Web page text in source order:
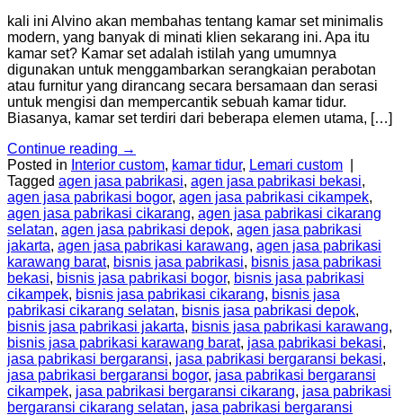
kali ini Alvino akan membahas tentang kamar set minimalis
modern, yang banyak di minati klien sekarang ini. Apa itu
kamar set? Kamar set adalah istilah yang umumnya
digunakan untuk menggambarkan serangkaian perabotan
atau furnitur yang dirancang secara bersamaan dan serasi
untuk mengisi dan mempercantik sebuah kamar tidur.
Biasanya, kamar set terdiri dari beberapa elemen utama, […]
Continue reading →
Posted in Interior custom, kamar tidur, Lemari custom
Tagged agen jasa pabrikasi, agen jasa pabrikasi bekasi,
agen jasa pabrikasi bogor, agen jasa pabrikasi cikampek,
agen jasa pabrikasi cikarang, agen jasa pabrikasi cikarang
selatan, agen jasa pabrikasi depok, agen jasa pabrikasi
jakarta, agen jasa pabrikasi karawang, agen jasa pabrikasi
karawang barat, bisnis jasa pabrikasi, bisnis jasa pabrikasi
bekasi, bisnis jasa pabrikasi bogor, bisnis jasa pabrikasi
cikampek, bisnis jasa pabrikasi cikarang, bisnis jasa
pabrikasi cikarang selatan, bisnis jasa pabrikasi depok,
bisnis jasa pabrikasi jakarta, bisnis jasa pabrikasi karawang,
bisnis jasa pabrikasi karawang barat, jasa pabrikasi bekasi,
jasa pabrikasi bergaransi, jasa pabrikasi bergaransi bekasi,
jasa pabrikasi bergaransi bogor, jasa pabrikasi bergaransi
cikampek, jasa pabrikasi bergaransi cikarang, jasa pabrikasi
bergaransi cikarang selatan, jasa pabrikasi bergaransi